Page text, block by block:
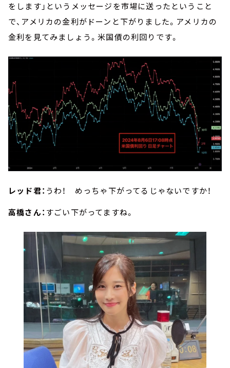
をします」というメッセージを市場に送ったということ
で、アメリカの金利がドーンと下がりました。アメリカの
金利を見てみましょう。米国債の利回りです。
レッド君： うわ！ めっちゃ下がってるじゃないですか！
高橋さん： すごい下がってますね。